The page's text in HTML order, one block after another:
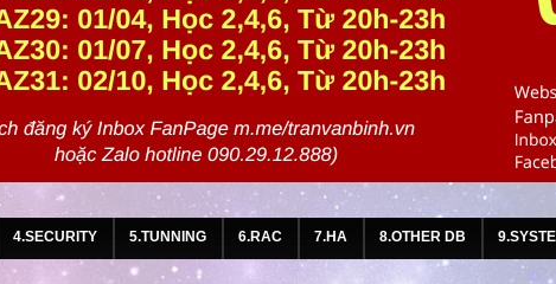
4.SECURITY 5.TUNNING 6.RAC 7.HA 8.OTHER DB